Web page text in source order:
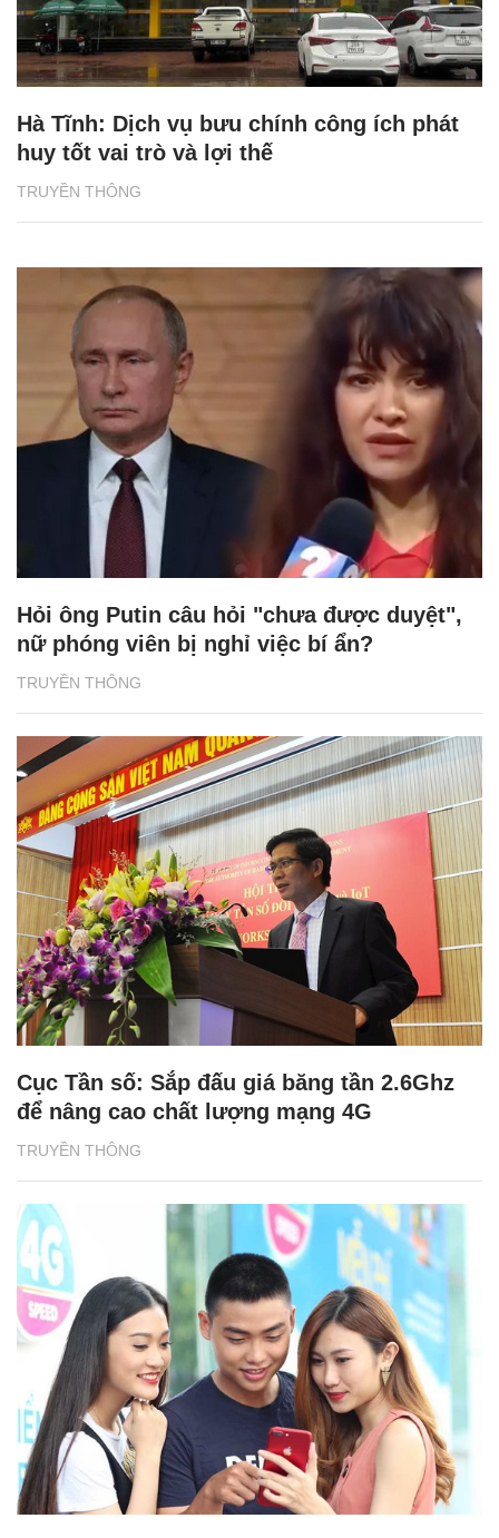
TRUYỀN THÔNG
Hà Tĩnh: Dịch vụ bưu chính công ích phát
huy tốt vai trò và lợi thế
TRUYỀN THÔNG
Hỏi ông Putin câu hỏi "chưa được duyệt",
nữ phóng viên bị nghỉ việc bí ẩn?
TRUYỀN THÔNG
Cục Tần số: Sắp đấu giá băng tần 2.6Ghz
để nâng cao chất lượng mạng 4G